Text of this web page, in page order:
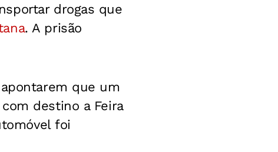
drogas que
. A prisão
que um
destino a Feira
foi